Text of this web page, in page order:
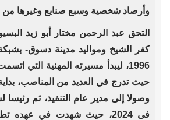
وأرصاد شخصية وسبع صنايع وغيرها من
التحق عبد الرحمن مختار أبو زيد
كفر الشيخ ومواليد مدينة دسوق-
1996، ليبدأ مسيرته المهنية التي
حيث تدرج في العديد من المناصب،
وصولا إلى مدير عام التنفيذ، ثم
فى 2024، حيث شهدت في عهده